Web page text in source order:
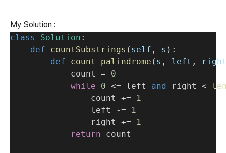
My Solution :
class
Solution :
def
countSubstrings ( self , s ):
def
count_palindrome ( s , left ,
count = 0
while
0 <= left and right <
count +=
1
left -=
1
right +=
1
return count